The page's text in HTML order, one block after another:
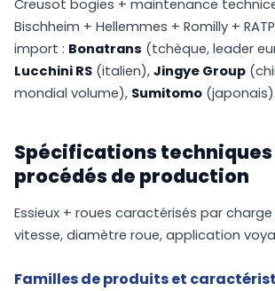
Creusot bogies + maintenance
Bischheim + Hellemmes + Romilly +
import : Bonatrans (tchèque, leader
Lucchini RS (italien), Jingye Group
mondial volume), Sumitomo (japonais).
Spécifications
procédés de production
Essieux + roues caractérisés par charge
vitesse, diamètre roue, application
Familles de produits et